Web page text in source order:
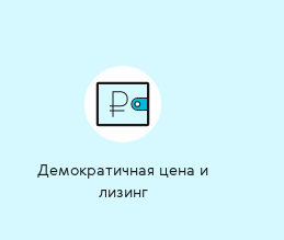
Демократичная цена и
лизинг